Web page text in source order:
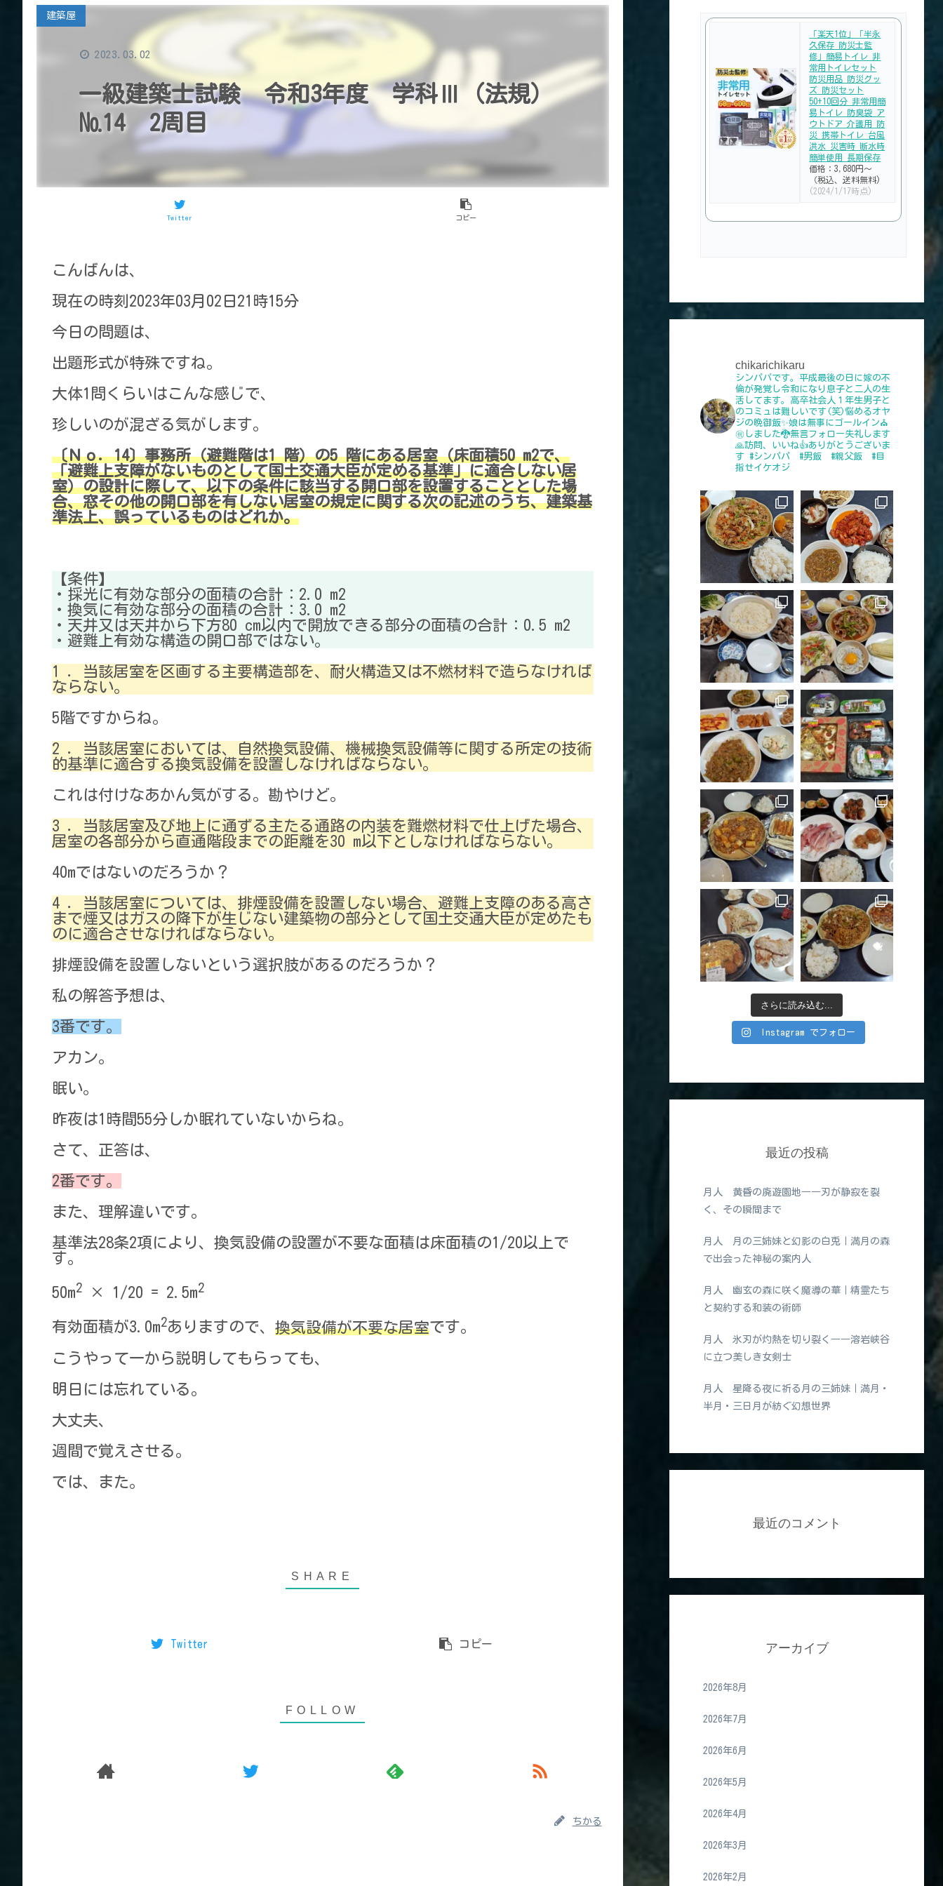
一級建築士試験 令和3年度 学科Ⅲ（法規）
№14 2周目
建築屋
Twitter コピー
2023.03.02
こんばんは、
現在の時刻2023年03月02日21時15分
今日の問題は、
出題形式が特殊ですね。
大体1問くらいはこんな感じで、
珍しいのが混ざる気がします。
〔Ｎｏ．14〕事務所（避難階は1 階）の5 階にある居室（床面積50 m2で、
「避難上支障がないものとして国土交通大臣が定める基準」に適合しない居
室）の設計に際して、以下の条件に該当する開口部を設置することとした場
合、窓その他の開口部を有しない居室の規定に関する次の記述のうち、建築基
準法上、誤っているものはどれか。
【条件】
・採光に有効な部分の面積の合計：2.0 m2
・換気に有効な部分の面積の合計：3.0 m2
・天井又は天井から下方80 cm以内で開放できる部分の面積の合計：0.5 m2
・避難上有効な構造の開口部ではない。
1 ．当該居室を区画する主要構造部を、耐火構造又は不燃材料で造らなければ
ならない。
5階ですからね。
2 ．当該居室においては、自然換気設備、機械換気設備等に関する所定の技術
的基準に適合する換気設備を設置しなければならない。
これは付けなあかん気がする。勘やけど。
3 ．当該居室及び地上に通ずる主たる通路の内装を難燃材料で仕上げた場合、
居室の各部分から直通階段までの距離を30 m以下としなければならない。
40mではないのだろうか？
4 ．当該居室については、排煙設備を設置しない場合、避難上支障のある高さ
まで煙又はガスの降下が生じない建築物の部分として国土交通大臣が定めたも
のに適合させなければならない。
排煙設備を設置しないという選択肢があるのだろうか？
私の解答予想は、
3番です。
アカン。
眠い。
昨夜は1時間55分しか眠れていないからね。
さて、正答は、
2番です。
また、理解違いです。
基準法28条2項により、換気設備の設置が不要な面積は床面積の1/20以上で
す。
50m2× 1/20 = 2.5m2
有効面積が3.0m2ありますので、 換気設備が不要な居室です。
こうやって一から説明してもらっても、
明日には忘れている。
大丈夫、
週間で覚えさせる。
では、また。
Twitter コピー
ちかる
「楽天1位」「半永
久保存 防災士監
修」簡易トイレ 非
常用トイレセット
防災用品 防災グッ
ズ 防災セット
50+10回分 非常用簡
易トイレ 防臭袋 ア
ウトドア 介護用 防
災 携帯トイレ 台風
洪水 災害時 断水時
簡単使用 長期保存
価格：3,680円～
（税込、送料無料)
(2024/1/17時点)
chikarichikaru
シンパパです。平成最後の日に嫁の不
倫が発覚し令和になり息子と二人の生
活してます。高卒社会人１年生男子と
のコミュは難しいです(笑)悩めるオヤ
ジの晩御飯✨娘は無事にゴールイン⛪
㊗️しました🐉無言フォロー失礼します
🙏訪問、いいね👍️ありがとうございま
す #シンパパ #男飯 #親父飯 #目
指せイケオジ
さらに読み込む...
Instagram でフォロー
最近の投稿
月人 黄昏の廃遊園地――刃が静寂を裂
く、その瞬間まで
月人 月の三姉妹と幻影の白兎｜満月の森
で出会った神秘の案内人
月人 幽玄の森に咲く魔導の華｜精霊たち
と契約する和装の術師
月人 氷刃が灼熱を切り裂く――溶岩峡谷
に立つ美しき女剣士
月人 星降る夜に祈る月の三姉妹｜満月・
半月・三日月が紡ぐ幻想世界
最近のコメント
アーカイブ
2026年8月
2026年7月
2026年6月
2026年5月
2026年4月
2026年3月
2026年2月